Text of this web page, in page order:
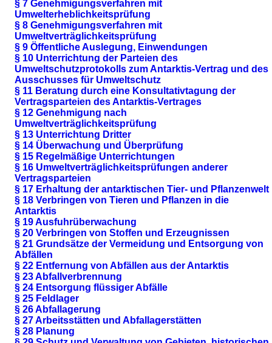
§ 7 Genehmigungsverfahren mit
Umwelterheblichkeitsprüfung
§ 8 Genehmigungsverfahren mit
Umweltverträglichkeitsprüfung
§ 9 Öffentliche Auslegung, Einwendungen
§ 10 Unterrichtung der Parteien des
Umweltschutzprotokolls zum Antarktis-Vertrag und des
Ausschusses für Umweltschutz
§ 11 Beratung durch eine Konsultativtagung der
Vertragsparteien des Antarktis-Vertrages
§ 12 Genehmigung nach
Umweltverträglichkeitsprüfung
§ 13 Unterrichtung Dritter
§ 14 Überwachung und Überprüfung
§ 15 Regelmäßige Unterrichtungen
§ 16 Umweltverträglichkeitsprüfungen anderer
Vertragsparteien
§ 17 Erhaltung der antarktischen Tier- und Pflanzenwelt
§ 18 Verbringen von Tieren und Pflanzen in die
Antarktis
§ 19 Ausfuhrüberwachung
§ 20 Verbringen von Stoffen und Erzeugnissen
§ 21 Grundsätze der Vermeidung und Entsorgung von
Abfällen
§ 22 Entfernung von Abfällen aus der Antarktis
§ 23 Abfallverbrennung
§ 24 Entsorgung flüssiger Abfälle
§ 25 Feldlager
§ 26 Abfallagerung
§ 27 Arbeitsstätten und Abfallagerstätten
§ 28 Planung